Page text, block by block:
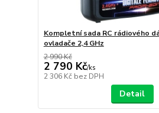
Kompletní sada RC rádiového
ovladače 2,4 GHz
2 990 Kč
2 790 Kč/ks
2 306 Kč bez DPH
Detail